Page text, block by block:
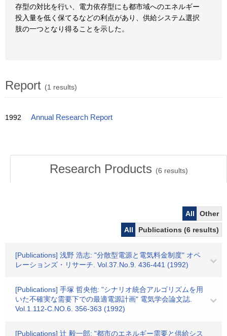
存型の対比を行い、電力依存型にも都市域へのエネルギー
投入量を低く保てるなどの利点があり、供給システム選択
肢の一つとなり得ることを示した。
Report (1 results)
1992 Annual Research Report
Research Products (6 results)
All
Other
All
Publications (6 results)
[Publications] 浅野 浩志: "分散型電源と電気料金制度" オペ
レーションズ・リサーチ. Vol.37.No.9. 436-441 (1992)
[Publications] 手塚 哲央他: "シナリオ統合アルゴリズムを用
いた不確実な需要下での最適電源計画" 電気学会論文誌.
Vol.1.112-C.NO.6. 356-363 (1992)
[Publications] 辻 毅一郎: "都市のエネルギー需要と供給シス